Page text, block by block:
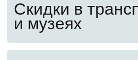
о зачислении.
Пятый шаг